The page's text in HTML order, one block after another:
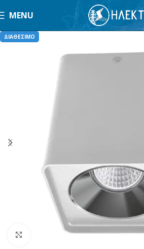
MENU
ΔΙΑΘΕΣΙΜΟ
Κλικ για μεγέθυνση